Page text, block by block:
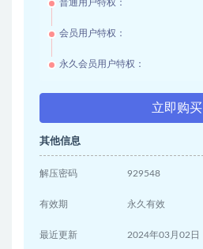
普通用户特权：
会员用户特权：
永久会员用户特权：
立即购买
其他信息
解压密码 929548
有效期 永久有效
最近更新 2024年03月02日